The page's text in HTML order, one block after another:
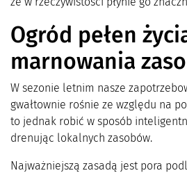
Ogród pełen
marnowania
W sezonie letnim nasze
gwałtownie rośnie ze względu na
to jednak robić w sposób
drenując lokalnych zasobów.
Najważniejszą zasadą jest pora